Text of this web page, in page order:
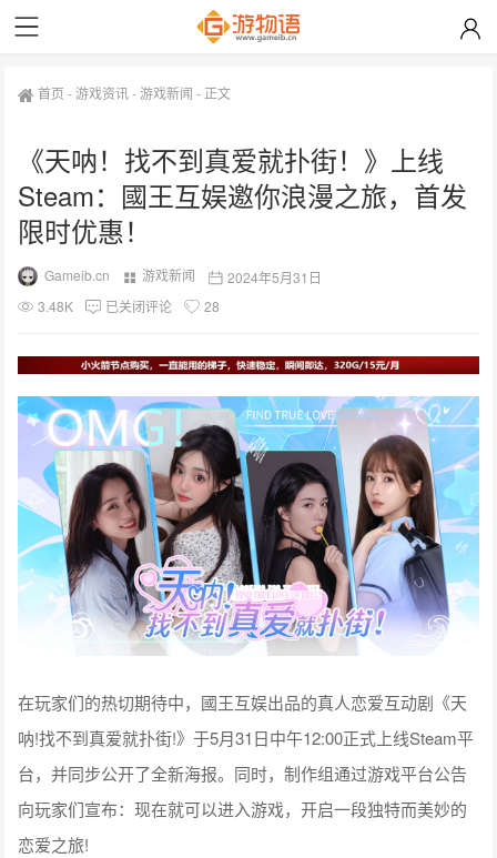
首页 -游戏资讯-游戏新闻 - 正文
《天呐！找不到真爱就扑街！》上线
Steam：國王互娱邀你浪漫之旅，首发
限时优惠！
Gameib.cn 游戏新闻
2024年5月31日
3.48K
已关闭评论 28
在玩家们的热切期待中，國王互娱出品的真人恋爱互动剧《天
呐!找不到真爱就扑街!》于5月31日中午12:00正式上线Steam平
台，并同步公开了全新海报。同时，制作组通过游戏平台公告
向玩家们宣布：现在就可以进入游戏，开启一段独特而美妙的
恋爱之旅!